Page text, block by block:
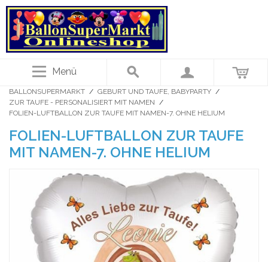
Menü
BALLONSUPERMARKT / GEBURT UND TAUFE, BABYPARTY /
ZUR TAUFE - PERSONALISIERT MIT NAMEN /
FOLIEN-LUFTBALLON ZUR TAUFE MIT NAMEN-7. OHNE HELIUM
FOLIEN-LUFTBALLON ZUR TAUFE
MIT NAMEN-7. OHNE HELIUM